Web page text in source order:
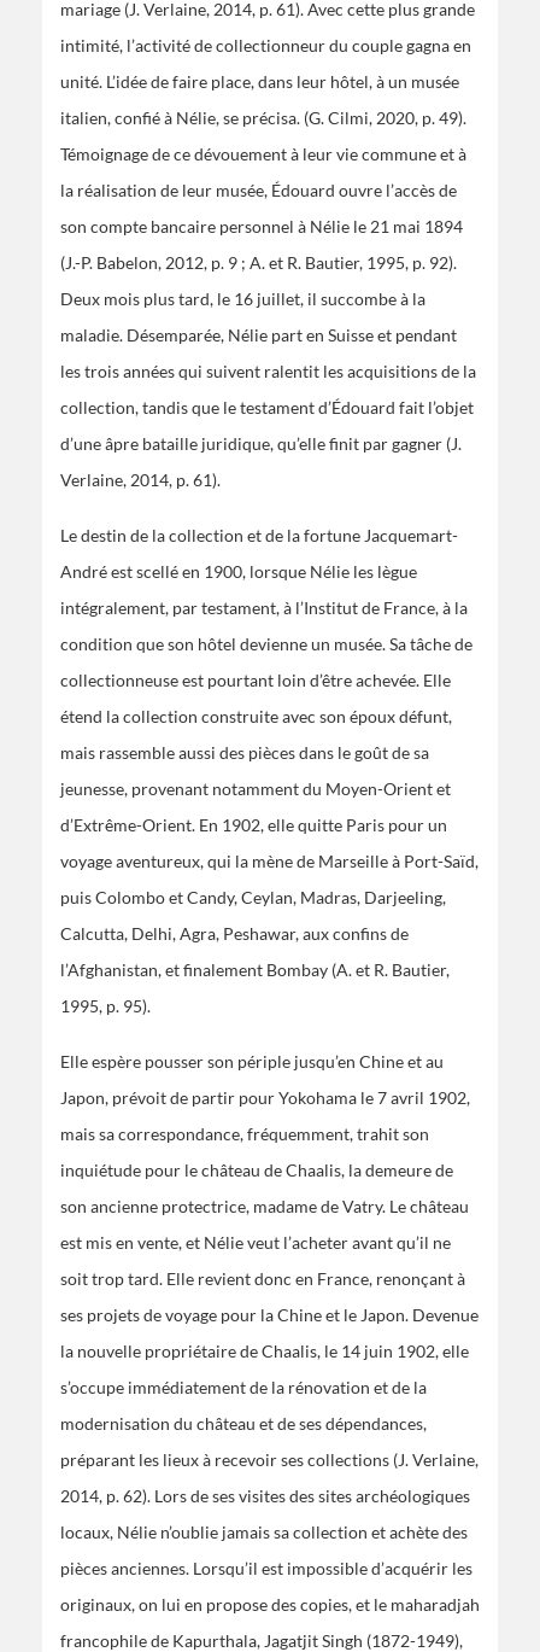
mariage (J. Verlaine, 2014, p. 61). Avec cette plus grande
intimité, l’activité de collectionneur du couple gagna en
unité. L’idée de faire place, dans leur hôtel, à un musée
italien, confié à Nélie, se précisa. (G. Cilmi, 2020, p. 49).
Témoignage de ce dévouement à leur vie commune et à
la réalisation de leur musée, Édouard ouvre l’accès de
son compte bancaire personnel à Nélie le 21 mai 1894
(J.-P. Babelon, 2012, p. 9 ; A. et R. Bautier, 1995, p. 92).
Deux mois plus tard, le 16 juillet, il succombe à la
maladie. Désemparée, Nélie part en Suisse et pendant
les trois années qui suivent ralentit les acquisitions de la
collection, tandis que le testament d’Édouard fait l’objet
d’une âpre bataille juridique, qu’elle finit par gagner (J.
Verlaine, 2014, p. 61).
Le destin de la collection et de la fortune Jacquemart-
André est scellé en 1900, lorsque Nélie les lègue
intégralement, par testament, à l’Institut de France, à la
condition que son hôtel devienne un musée. Sa tâche de
collectionneuse est pourtant loin d’être achevée. Elle
étend la collection construite avec son époux défunt,
mais rassemble aussi des pièces dans le goût de sa
jeunesse, provenant notamment du Moyen-Orient et
d’Extrême-Orient. En 1902, elle quitte Paris pour un
voyage aventureux, qui la mène de Marseille à Port-Saïd,
puis Colombo et Candy, Ceylan, Madras, Darjeeling,
Calcutta, Delhi, Agra, Peshawar, aux confins de
l’Afghanistan, et finalement Bombay (A. et R. Bautier,
1995, p. 95).
Elle espère pousser son périple jusqu’en Chine et au
Japon, prévoit de partir pour Yokohama le 7 avril 1902,
mais sa correspondance, fréquemment, trahit son
inquiétude pour le château de Chaalis, la demeure de
son ancienne protectrice, madame de Vatry. Le château
est mis en vente, et Nélie veut l’acheter avant qu’il ne
soit trop tard. Elle revient donc en France, renonçant à
ses projets de voyage pour la Chine et le Japon. Devenue
la nouvelle propriétaire de Chaalis, le 14 juin 1902, elle
s’occupe immédiatement de la rénovation et de la
modernisation du château et de ses dépendances,
préparant les lieux à recevoir ses collections (J. Verlaine,
2014, p. 62). Lors de ses visites des sites archéologiques
locaux, Nélie n’oublie jamais sa collection et achète des
pièces anciennes. Lorsqu’il est impossible d’acquérir les
originaux, on lui en propose des copies, et le maharadjah
francophile de Kapurthala, Jagatjit Singh (1872-1949),